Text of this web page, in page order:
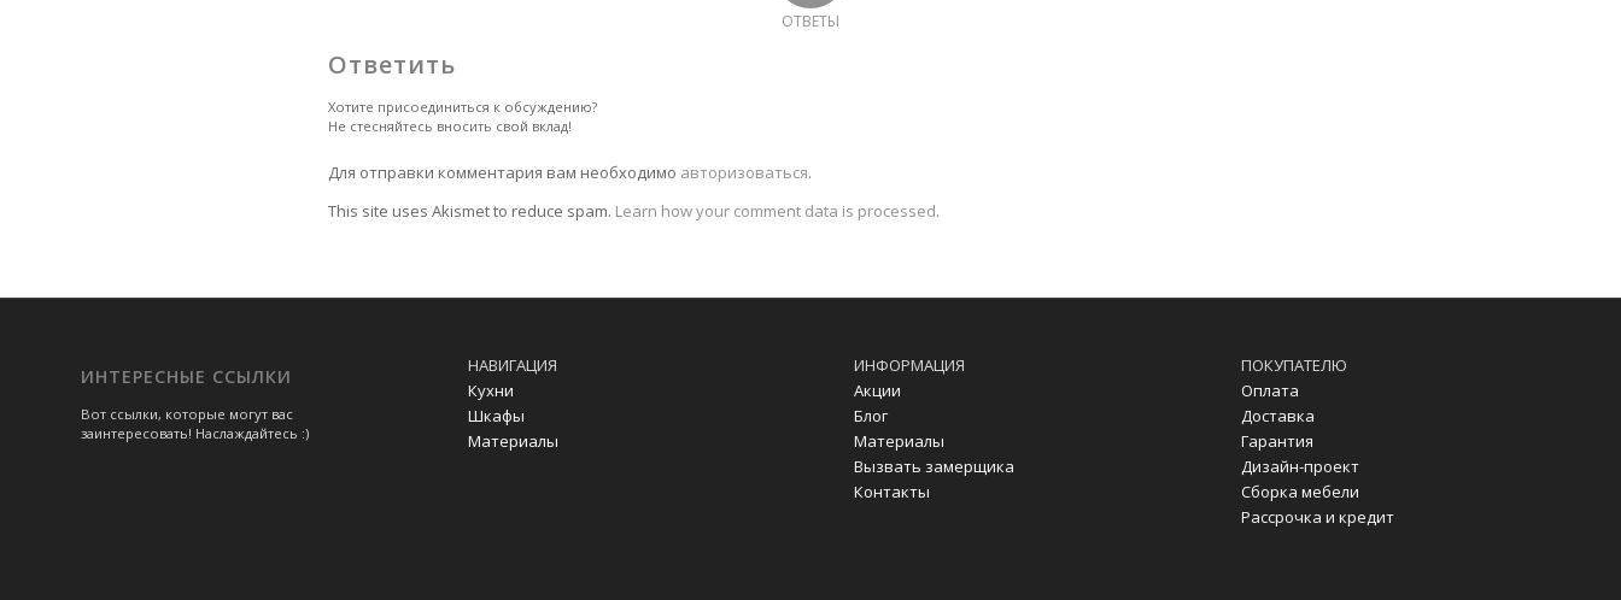
ОТВЕТЫ
Ответить
Хотите присоединиться к обсуждению?
Не стесняйтесь вносить свой вклад!
Для отправки комментария вам необходимо авторизоваться.
This site uses Akismet to reduce spam. Learn how your comment data is processed.
ИНТЕРЕСНЫЕ ССЫЛКИ
Вот ссылки, которые могут вас
заинтересовать! Наслаждайтесь :)
НАВИГАЦИЯ
Кухни
Шкафы
Материалы
ИНФОРМАЦИЯ
Акции
Блог
Материалы
Вызвать замерщика
Контакты
ПОКУПАТЕЛЮ
Оплата
Доставка
Гарантия
Дизайн-проект
Сборка мебели
Рассрочка и кредит